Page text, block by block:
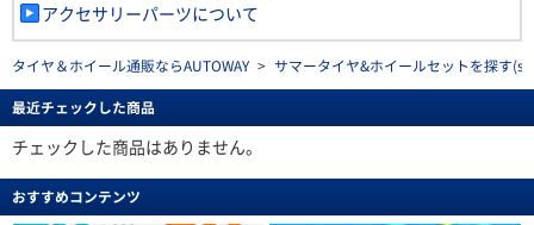
アクセサリーパーツについて
タイヤ＆ホイール通販ならAUTOWAY > サマータイヤ&ホイールセットを探す
最近チェックした商品
チェックした商品はありません。
おすすめコンテンツ